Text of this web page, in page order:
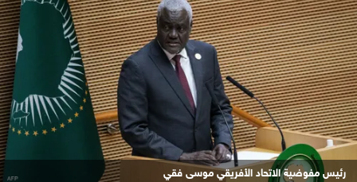
رئيس مفوضية الاتحاد الأفريقي موسى فقي